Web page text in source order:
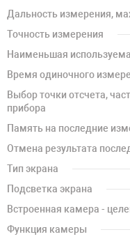
Дальность измерения,
Точность измерения
Наименьшая
Время одиночного
Выбор точки отсчета,
прибора
Память на последние
Отмена результата
Тип экрана
Подсветка экрана
Встроенная камера -
Функция камеры